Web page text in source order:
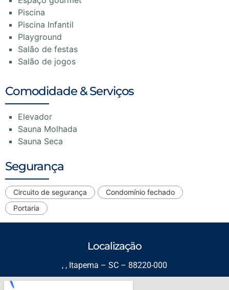
Piscina
Piscina Infantil
Playground
Salão de festas
Salão de jogos
Comodidade & Serviços
Elevador
Sauna Molhada
Sauna Seca
Segurança
Circuito de segurança
Condomínio fechado
Portaria
Localização
, , Itapema – SC – 88220-000